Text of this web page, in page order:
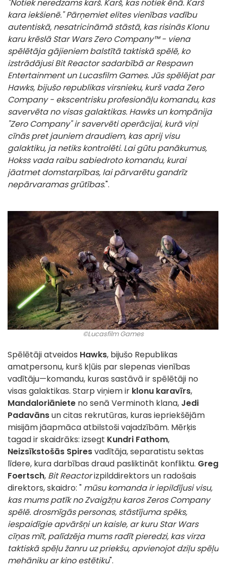
"Notiek neredzams karš. Karš, kas notiek ēnā. Karš
kara iekšienē."Pārņemiet elites vienības vadību
autentiskā, nesatricināmā stāstā, kas risinās Klonu
karu krēslāStar WarsZero Company™ - viena
spēlētāja gājieniem balstītā taktiskā spēlē, ko
izstrādājusi Bit Reactor sadarbībā ar Respawn
Entertainment un Lucasfilm Games. Jūs spēlējat par
Hawks, bijušo republikas virsnieku, kurš vada Zero
Company - ekscentrisku profesionāļu komandu, kas
savervēta no visas galaktikas. Hawks un kompānija
"Zero Company" ir savervēti operācijai, kurā viņi
cīnās pret jauniem draudiem, kas aprij visu
galaktiku, ja netiks kontrolēti. Lai gūtu panākumus,
Hokss vada raibu sabiedroto komandu, kurai
jāatmet domstarpības, lai pārvarētu gandrīz
nepārvaramas grūtības.".
©Lucasfilm Games
Spēlētāji atveidos Hawks, bijušo Republikas
amatpersonu, kurš kļūis par slepenas vienības
vadītāju—komandu, kuras sastāvā ir spēlētāji no
visas galaktikas. Starp viņiem ir klonu karavīrs,
Mandaloriāniete no senā Verminoth klana, Jedi
Padavānsun citas rekrutūras, kuras iepriekšējām
misijām jāapmāca atbilstoši vajadzībām. Mērķis
tagad ir skaidrāks: izsegt Kundri Fathom,
Neizsīkstošās Spiresvadītāja, separatistu sektas
līdere, kura darbības draud pasliktināt konfliktu. Greg
Foertsch, Bit Reactorizpilddirektors un radošais
direktors, skaidro: " mūsu komanda ir iepildījusi visu,
kas mums patīk no Zvaigžņu karos Zeros Company
spēlē. drosmīgās personas, stāstījuma spēks,
iespaidīgie apvāršņi un kaisle, ar kuru Star Wars
cīņas mīt, palīdzēja mums radīt pieredzi, kas virza
taktiskā spēļu žanru uz priekšu, apvienojot dziļu spēļu
mehāniku ar kino estētiku".